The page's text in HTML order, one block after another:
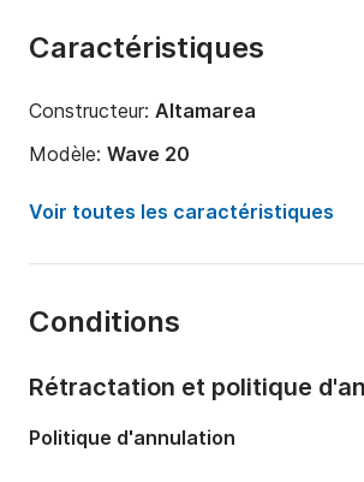
Caractéristiques
Constructeur: Altamarea
Modèle: Wave 20
Puissance moteur:
40cv
Capacité à bord:
Voir toutes les caractéristiques
Conditions
Rétractation et politique
Politique d'annulation